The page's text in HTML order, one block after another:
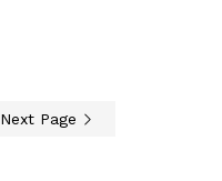
Next Page